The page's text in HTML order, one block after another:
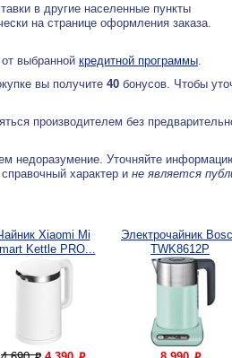
в другие населенные пункты
на странице оформления заказа.
выбранной кредитной программы.
вы получите 40 бонусов. Чтобы
производителем без
недоразумение. Уточняйте
характер и не является
Xiaomi Mi
Kettle PRO...
Электрочайник
TWK8612P